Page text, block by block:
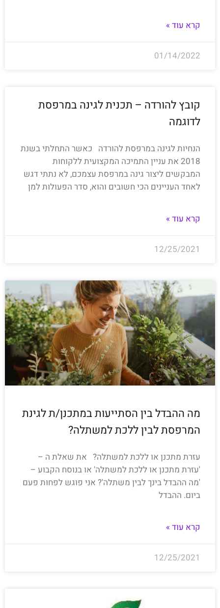
קרא עוד »
01/14/2022
קובץ להורדה – תכנית לגינה במרפסת
לדוגמה
הנחיות לגינה במרפסת להורדה כאשר התחלתי בשנת
2018 את עניין התמיכה המקצועית ללקוחות
המבקשים ליצור גינה במרפסת עצמכם, לא נתתי דגש
לאחד העניינים הכי חשובים והוא, סדר הפעולות למן
קרא עוד »
12/25/2021
מה ההבדל בין הסתייעות במתכנן/ת לגינת
המרפסת לבין ללכת למשתלה?
עזרת מתכנן או ללכת למשתלה? את שאלת ה –
'עזרת מתכנן או ללכת למשתלה' או בנוסח הקבוע –
'מה ההבדל בינך לבין משתלה'? אני פוגש לפחות פעם
ביום. ההבדל
קרא עוד »
12/25/2021